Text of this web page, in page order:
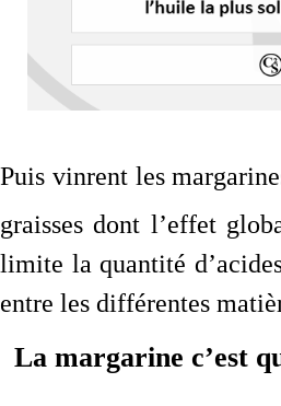
Puis vinrent les
graisses dont l’effet
limite la quantité
entre les différentes
La margarine c’est